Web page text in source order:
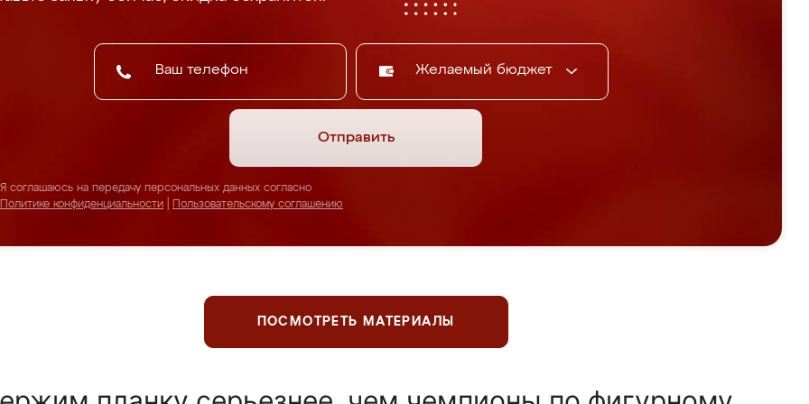
Желаемый бюджет
Отправить
Я соглашаюсь на передачу персональных данных согласно
Политике конфиденциальности
Пользовательскому соглашению
ПОСМОТРЕТЬ МАТЕРИАЛЫ